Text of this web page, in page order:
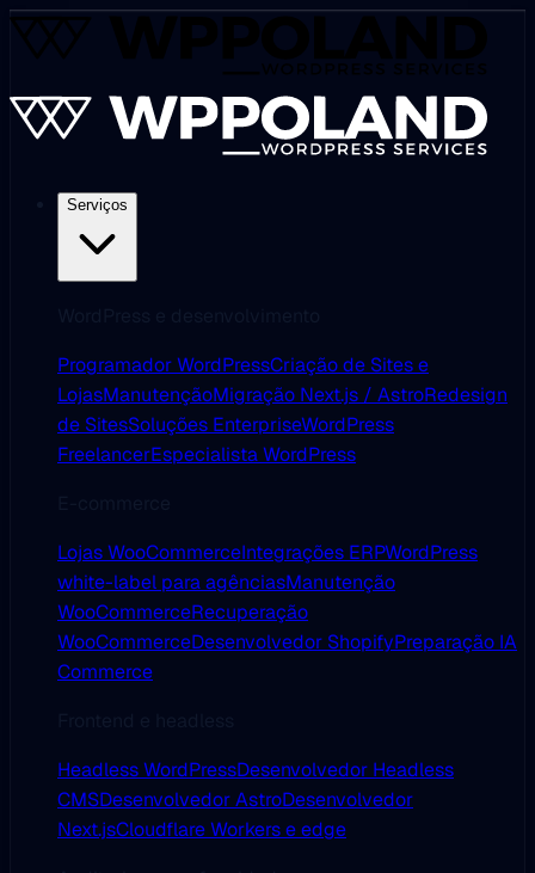
Serviços
Programador WordPressCriação de Sites e
LojasManutençãoMigração Next.js / AstroRedesign
de SitesSoluções EnterpriseWordPress
FreelancerEspecialista WordPress
Lojas WooCommerceIntegrações ERPWordPress
white-label para agênciasManutenção
WooCommerceRecuperação
WooCommerceDesenvolvedor ShopifyPreparação IA
Commerce
Headless WordPressDesenvolvedor Headless
CMSDesenvolvedor AstroDesenvolvedor
Next.jsCloudflare Workers e edge